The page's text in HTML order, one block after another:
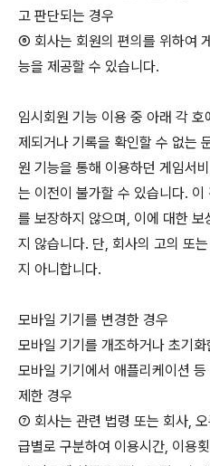
고 판단되는 경우
⑥ 회사는 회원의 편의를 위하여
능을 제공할 수 있습니다.
임시회원 기능 이용 중 아래 각
제되거나 기록을 확인할 수 없는
원 기능을 통해 이용하던 게임서
는 이전이 불가할 수 있습니다.
를 보장하지 않으며, 이에 대한 보
지 않습니다. 단, 회사의 고의 또
지 아니합니다.
모바일 기기를 변경한 경우
모바일 기기를 개조하거나 초기화
모바일 기기에서 애플리케이션
제한 경우
⑦ 회사는 관련 법령 또는 회사,
급별로 구분하여 이용시간, 이용